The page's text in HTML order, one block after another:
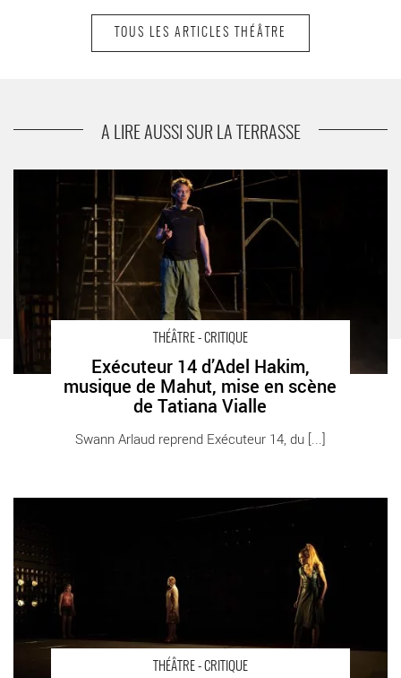
scène de Lorraine de Sagazan
TOUS LES ARTICLES THÉÂTRE
A LIRE AUSSI SUR LA TERRASSE
THÉÂTRE - CRITIQUE
Exécuteur 14 d’Adel Hakim,
musique de Mahut, mise en scène
de Tatiana Vialle
Swann Arlaud reprend Exécuteur 14, du [...]
Exécuteur 14 d’Adel Hakim, musique de Mahut, mise en scène
de Tatiana Vialle - Critique sortie Théâtre Paris Théâtre du Rond-
THÉÂTRE - CRITIQUE
Les Serpents de Marie NDiaye, mise en scène de Jacques
Vincey - Critique sortie Théâtre Tours Théâtre Olympia - CDN de
Tours